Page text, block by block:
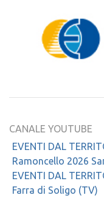
CANALE YOUTUBE
EVENTI DAL
Ramoncello 2026
EVENTI DAL
Farra di Soligo (TV)